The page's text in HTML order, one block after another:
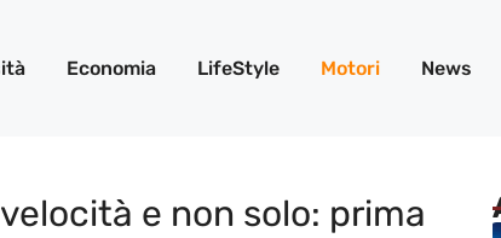
Economia LifeStyle Motori News
e non solo: prima